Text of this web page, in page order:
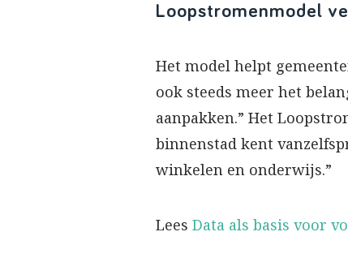
Loopstromenmodel
Het model helpt
ook steeds meer het
aanpakken.” Het
binnenstad kent
winkelen en onderwijs.”
Lees Data als basis voor